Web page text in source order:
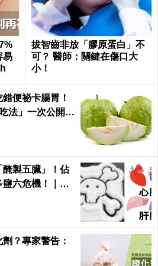
易
拔智齒非放「膠原蛋白」不
可？ 醫師：關鍵在傷口大
小！
便祕卡腸胃！
法」一次公開｜
製五臟」！佔
鹽六危機！｜每
？專家警告：